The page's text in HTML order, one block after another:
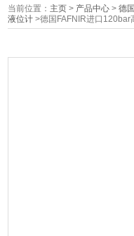
当前位置： 主页 > 产品中心 >德
液位计 >德国FAFNIR进口120bar